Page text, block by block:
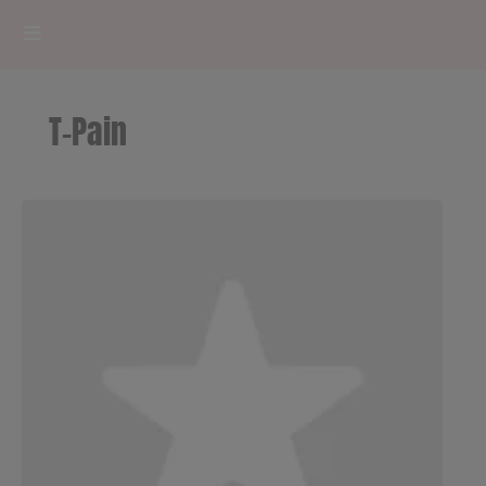
RADIOPLAYER
T-Pain